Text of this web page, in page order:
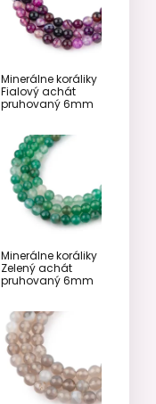
Minerálne koráliky
Fialový achát
pruhovaný 6mm
Minerálne koráliky
Zelený achát
pruhovaný 6mm